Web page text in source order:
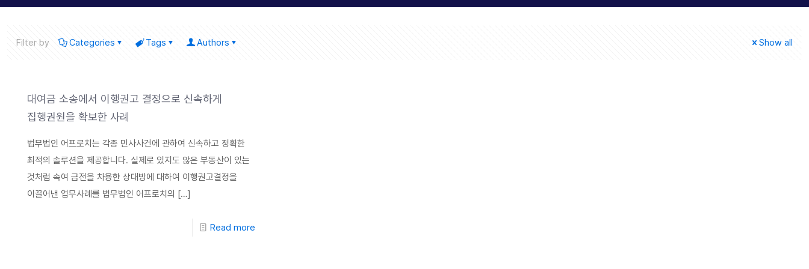
Filter by Categories Tags Authors Show all
대여금 소송에서 이행권고 결정으로 신속하게
집행권원을 확보한 사례
법무법인 어프로치는 각종 민사사건에 관하여 신속하고 정확한
최적의 솔루션을 제공합니다. 실제로 있지도 않은 부동산이 있는
것처럼 속여 금전을 차용한 상대방에 대하여 이행권고결정을
이끌어낸 업무사례를 법무법인 어프로치의 […]
Read more